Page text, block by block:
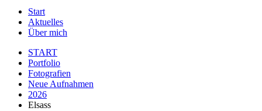
Start
Aktuelles
Über mich
START
Portfolio
Fotografien
Neue Aufnahmen
2026
Elsass